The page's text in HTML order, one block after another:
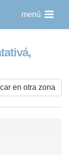
menú
en otra zona